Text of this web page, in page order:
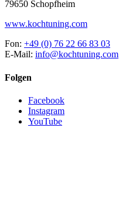
79650 Schopfheim
www.kochtuning.com
Fon: +49 (0) 76 22 66 83 03
E-Mail: info@kochtuning.com
Folgen
Facebook
Instagram
YouTube